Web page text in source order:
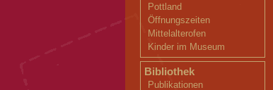
Pottland
Öffnungszeiten
Mittelalterofen
Kinder im Museum
Bibliothek
Publikationen